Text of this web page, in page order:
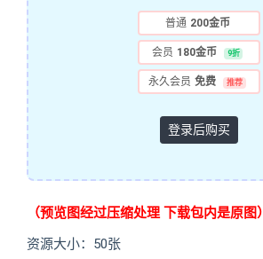
普通 200金币
会员 180金币 9折
永久会员 免费 推荐
登录后购买
（预览图经过压缩处理 下载包内是原图）
资源大小：50张